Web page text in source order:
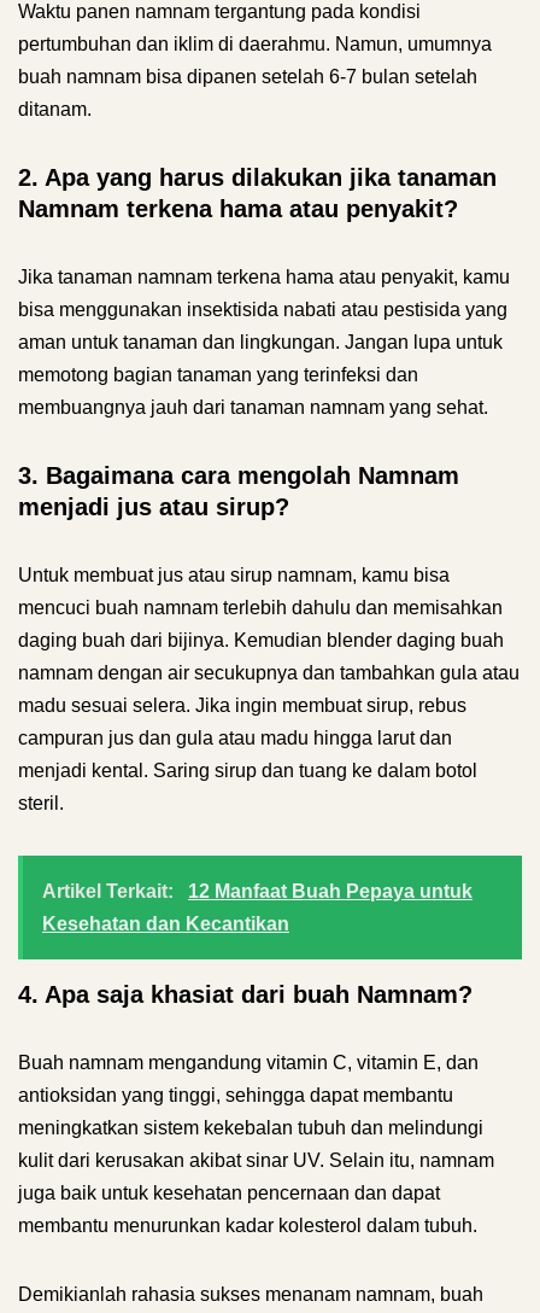
Waktu panen namnam tergantung pada kondisi
pertumbuhan dan iklim di daerahmu. Namun, umumnya
buah namnam bisa dipanen setelah 6-7 bulan setelah
ditanam.
2. Apa yang harus dilakukan jika tanaman
Namnam terkena hama atau penyakit?
Jika tanaman namnam terkena hama atau penyakit, kamu
bisa menggunakan insektisida nabati atau pestisida yang
aman untuk tanaman dan lingkungan. Jangan lupa untuk
memotong bagian tanaman yang terinfeksi dan
membuangnya jauh dari tanaman namnam yang sehat.
3. Bagaimana cara mengolah Namnam
menjadi jus atau sirup?
Untuk membuat jus atau sirup namnam, kamu bisa
mencuci buah namnam terlebih dahulu dan memisahkan
daging buah dari bijinya. Kemudian blender daging buah
namnam dengan air secukupnya dan tambahkan gula atau
madu sesuai selera. Jika ingin membuat sirup, rebus
campuran jus dan gula atau madu hingga larut dan
menjadi kental. Saring sirup dan tuang ke dalam botol
steril.
Artikel Terkait:
12 Manfaat Buah Pepaya untuk
Kesehatan dan Kecantikan
4. Apa saja khasiat dari buah Namnam?
Buah namnam mengandung vitamin C, vitamin E, dan
antioksidan yang tinggi, sehingga dapat membantu
meningkatkan sistem kekebalan tubuh dan melindungi
kulit dari kerusakan akibat sinar UV. Selain itu, namnam
juga baik untuk kesehatan pencernaan dan dapat
membantu menurunkan kadar kolesterol dalam tubuh.
Demikianlah rahasia sukses menanam namnam, buah